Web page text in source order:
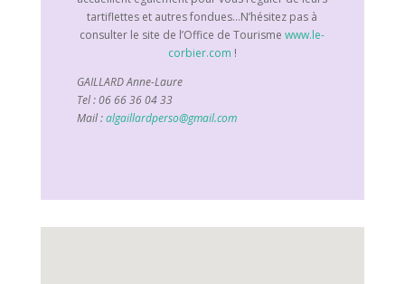
tartiflettes et autres fondues…N’hésitez pas à
consulter le site de l’Office de Tourismewww.le-
corbier.com !
GAILLARD Anne-Laure
Tel : 06 66 36 04 33
Mail :algaillardperso@gmail.com